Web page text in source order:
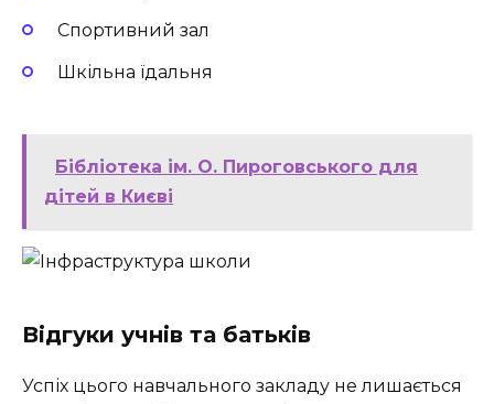
Спортивний зал
Шкільна їдальня
Бібліотека ім. О. Пироговського для
дітей в Києві
Відгуки учнів та батьків
Успіх цього навчального закладу не лишається